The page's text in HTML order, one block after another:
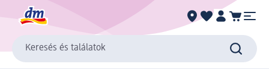
Keresés és találatok